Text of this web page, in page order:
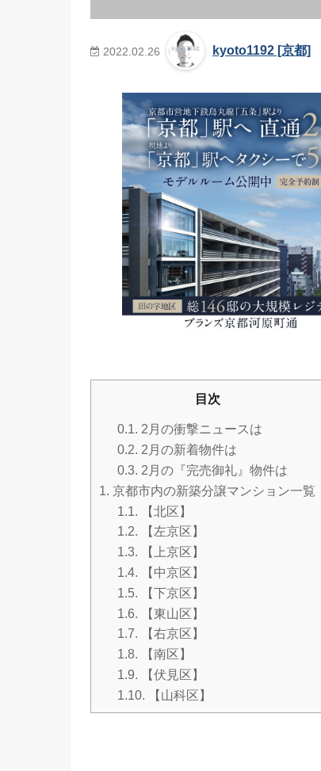
2022.02.26 kyoto1192 [京都]
目次
0.1. 2月の衝撃ニュースは
0.2. 2月の新着物件は
0.3. 2月の『完売御礼』物件は
1. 京都市内の新築分譲マンション一覧
1.1. 【北区】
1.2. 【左京区】
1.3. 【上京区】
1.4. 【中京区】
1.5. 【下京区】
1.6. 【東山区】
1.7. 【右京区】
1.8. 【南区】
1.9. 【伏見区】
1.10. 【山科区】